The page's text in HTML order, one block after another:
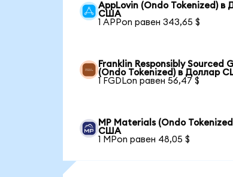
AppLovin (Ondo Tokenized) в
США
1 APPon равен 343,65 $
Franklin Responsibly Sourced
(Ondo Tokenized) в Доллар
1 FGDLon равен 56,47 $
MP Materials (Ondo
США
1 MPon равен 48,05 $